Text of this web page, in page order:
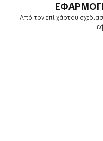
Από τον επί χάρτου